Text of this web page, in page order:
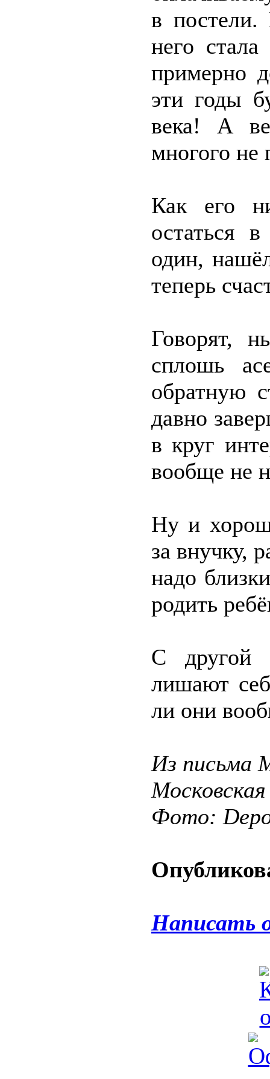
в постели.
него
примерно
эти годы
века! А
многого не
Как его
остаться
один,
теперь
Говорят,
сплошь
обратную
давно
в круг
вообще не
Ну и
за внучку,
надо
родить
С другой
лишают
ли они
Из письма
Фото:
Написать